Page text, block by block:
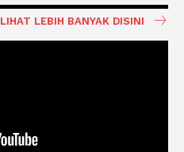
LIHAT LEBIH BANYAK DISINI